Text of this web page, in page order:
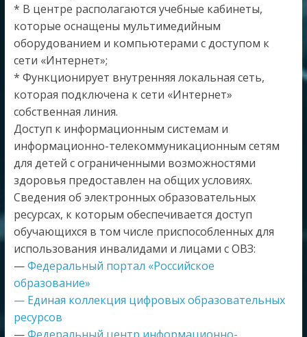
* В центре располагаются учебные кабинеты,
которые оснащены мультимедийным
оборудованием и компьютерами с доступом к
сети «Интернет»;
* Функционирует внутренняя локальная сеть,
которая подключена к сети «Интернет»
собственная линия.
Доступ к информационным системам и
информационно-телекоммуникационным сетям
для детей с ограниченными возможностями
здоровья предоставлен на общих условиях.
Сведения об электронных образовательных
ресурсах, к которым обеспечивается доступ
обучающихся в том числе приспособленных для
использования инвалидами и лицами с ОВЗ:
—Федеральный портал «Российское
образование»
— Единая коллекция цифровых образовательных
ресурсов